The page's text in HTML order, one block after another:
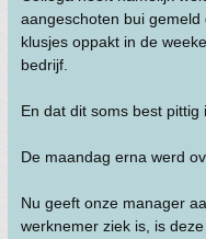
aangeschoten bui
klusjes oppakt in de
bedrijf.
En dat dit soms best pittig
De maandag erna werd
Nu geeft onze manager
werknemer ziek is, is